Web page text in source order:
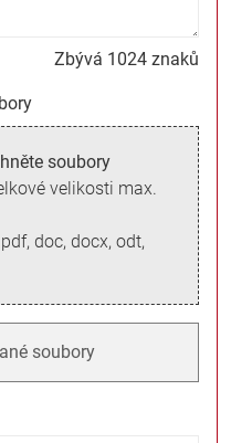
Zbývá 1024 znaků
soubory
velikosti max.
doc, docx, odt,
soubory